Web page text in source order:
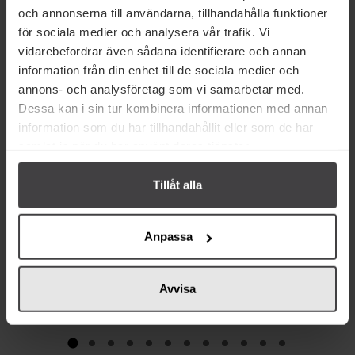
och annonserna till användarna, tillhandahålla funktioner
för sociala medier och analysera vår trafik. Vi
vidarebefordrar även sådana identifierare och annan
information från din enhet till de sociala medier och
annons- och analysföretag som vi samarbetar med.
Dessa kan i sin tur kombinera informationen med annan
information som du har tillhandahållit eller som de har
Tillåt alla
Anpassa
Avvisa
Från samma varumärke
Eko
Clearspring Tofu Silke 300g
84 kr
Clearspring Miso Vit 270g